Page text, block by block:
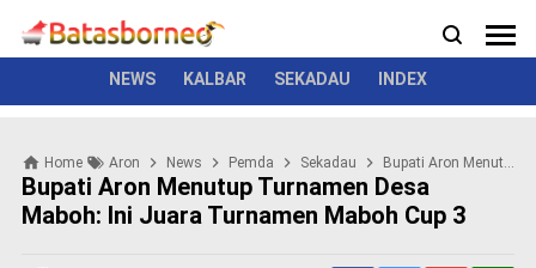
N
e
s
o
l
i
NEWS KALBAR SEKADAU INDEX
News Kriminal Seremonial
Home Aron News Pemda Sekadau Bupati Aron Menutup Turnamen Desa Maboh: Ini Juara Turnamen Maboh Cup 3
Bupati Aron Menutup Turnamen Desa
Maboh: Ini Juara Turnamen Maboh Cup 3